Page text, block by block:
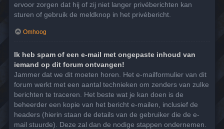
ervoor zorgen dat hij of zij niet langer privéberichten kan
sturen of gebruik de meldknop in het privébericht.
Omhoog
Ik heb spam of een e-mail met ongepaste inhoud van
iemand op dit forum ontvangen!
Jammer dat we dit moeten horen. Het e-mailformulier van dit
forum werkt met een aantal technieken om zenders van zulke
berichten te traceren. Het beste wat je kan doen is de
beheerder een kopie van het bericht e-mailen, inclusief de
headers (hierin staan de details van de gebruiker die de e-
mail stuurde). Deze zal dan de nodige stappen ondernemen.